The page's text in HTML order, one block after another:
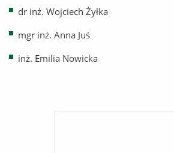
dr inż. Wojciech Żyłka
mgr inż. Anna Juś
inż. Emilia Nowicka